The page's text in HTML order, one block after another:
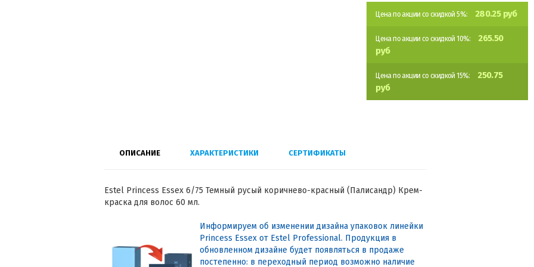
Цена по акции со скидкой 5%: 280.25 руб
Цена по акции со скидкой 10%:
265.50
руб
Цена по акции со скидкой 15%:
250.75
руб
ОПИСАНИЕ ХАРАКТЕРИСТИКИ СЕРТИФИКАТЫ
Estel Princess Essex 6/75 Темный русый коричнево-красный (Палисандр) Крем-
краска для волос 60 мл.
Информируем об изменении дизайна упаковок линейки
Princess Essex от Estel Professional. Продукция в
обновленном дизайне будет появляться в продаже
постепенно: в переходный период возможно наличие